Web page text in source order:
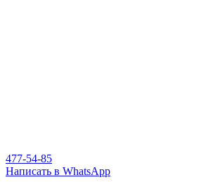
477-54-85
Написать в WhatsApp